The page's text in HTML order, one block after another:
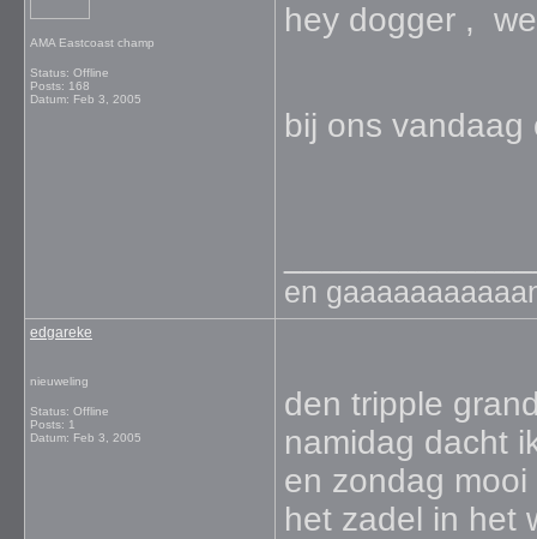
AMA Eastcoast champ
Status: Offline
Posts: 168
Datum: Feb 3, 2005
hey dogger ,
bij ons
en
edgareke
nieuweling
Status: Offline
Posts: 1
Datum: Feb 3, 2005
den tripple
namidag dacht
en zondag
het zadel in het